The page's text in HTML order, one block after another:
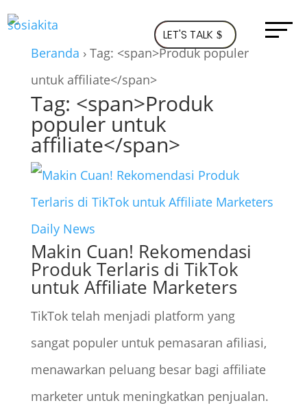
LET'S TALK
Beranda › Tag: <span>Produk populer
untuk affiliate</span>
Tag: <span>Produk
populer untuk
affiliate</span>
Daily News
Makin Cuan! Rekomendasi
Produk Terlaris di TikTok
untuk Affiliate Marketers
TikTok telah menjadi platform yang
sangat populer untuk pemasaran afiliasi,
menawarkan peluang besar bagi affiliate
marketer untuk meningkatkan penjualan.